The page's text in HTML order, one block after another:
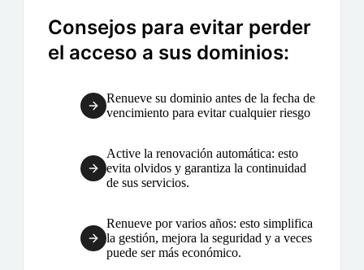
Consejos para evitar perder
el acceso a sus dominios:
Renueve su dominio antes de la fecha de
vencimiento para evitar cualquier riesgo
Active la renovación automática: esto
evita olvidos y garantiza la continuidad
de sus servicios.
Renueve por varios años: esto simplifica
la gestión, mejora la seguridad y a veces
puede ser más económico.